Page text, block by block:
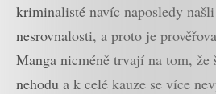
kriminalisté navíc naposledy
nesrovnalosti, a proto je
Manga nicméně trvají na tom, že
nehodu a k celé kauze se více